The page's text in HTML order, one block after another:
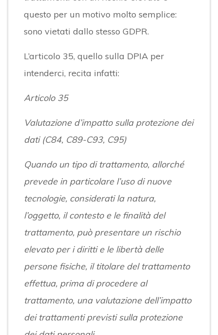
questo per un motivo molto semplice:
sono vietati dallo stesso GDPR.
L’articolo 35, quello sulla DPIA per
intenderci, recita infatti:
Articolo 35
Valutazione d’impatto sulla protezione dei
dati (C84, C89-C93, C95)
Quando un tipo di trattamento, allorché
prevede in particolare l’uso di nuove
tecnologie, considerati la natura,
l’oggetto, il contesto e le finalità del
trattamento, può presentare un rischio
elevato per i diritti e le libertà delle
persone fisiche, il titolare del trattamento
effettua, prima di procedere al
trattamento, una valutazione dell’impatto
dei trattamenti previsti sulla protezione